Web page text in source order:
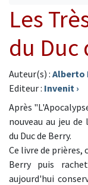
Les
du Duc
Auteur(s) : Alberto
Editeur : Invenit ›
Après
nouveau au jeu de
du Duc de Berry.
Ce livre de prières,
Berry puis
aujourd'hui